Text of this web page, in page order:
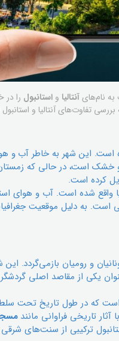
به نام‌هایآنتالیا و استانبول را
تفاوت‌های آنتالیا و
است. این شهر به خاطر آب
و خشک است، در حالی که
کرده است.
واقع شده است. آب و هوای
به دلیل موقعیت
و رومیان بازمی‌گردد. این
یکی از مقاصد اصلی
که در طول تاریخ تحت
تاریخی فراوانی مانند
ترکیبی از سنت‌های